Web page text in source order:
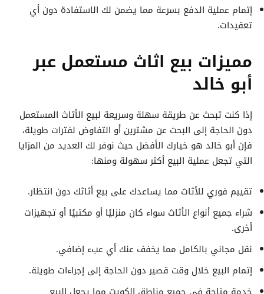
إتمام عملية الدفع بسرعة مما يضمن لك الاستفادة دون أي
تعقيدات.
مميزات بيع اثاث مستعمل عبر
أبو خالد
إذا كنت تبحث عن طريقة سهلة وسريعة لبيع الأثاث المستعمل
دون الحاجة إلى البحث عن مشترين أو التفاوض لفترات طويلة،
فإن أبو خالد هو خيارك الأفضل حيث نوفر لك العديد من المزايا
التي تجعل عملية البيع أكثر سهولة ومنها:
تقييم فوري للأثاث مما يساعدك على بيع أثاثك دون انتظار.
شراء جميع أنواع الأثاث سواء كان منزليًا أو مكتبيًا أو تجهيزات
أخرى.
نقل مجاني بالكامل مما يخفف عنك أي عبء إضافي.
إتمام البيع خلال وقت قصير دون الحاجة إلى إجراءات طويلة.